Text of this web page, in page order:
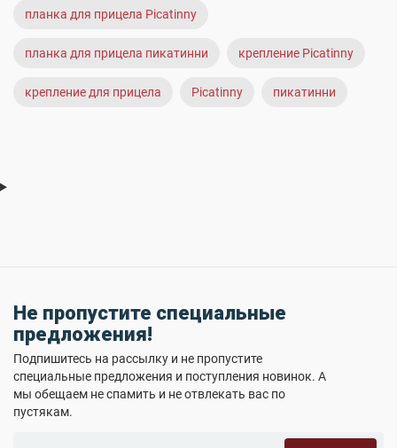
планка для прицела Picatinny
планка для прицела пикатинни крепление Picatinny
крепление для прицела Picatinny пикатинни
Не пропустите специальные
предложения!
Подпишитесь на рассылку и не пропустите
специальные предложения и поступления новинок. А
мы обещаем не спамить и не отвлекать вас по
пустякам.